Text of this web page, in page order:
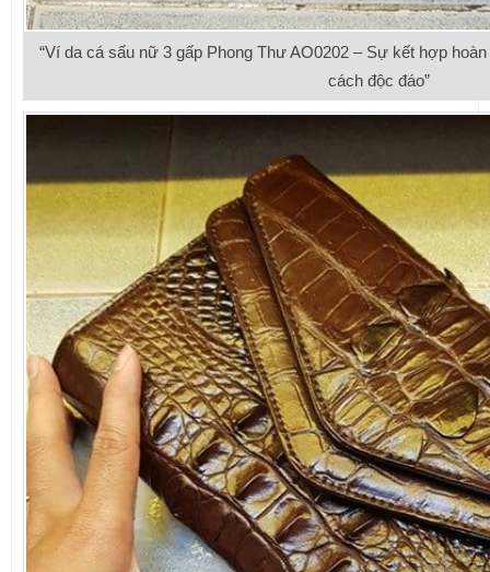
“Ví da cá sấu nữ 3 gấp Phong Thư AO0202 – Sự kết hợp
cách độc đáo”